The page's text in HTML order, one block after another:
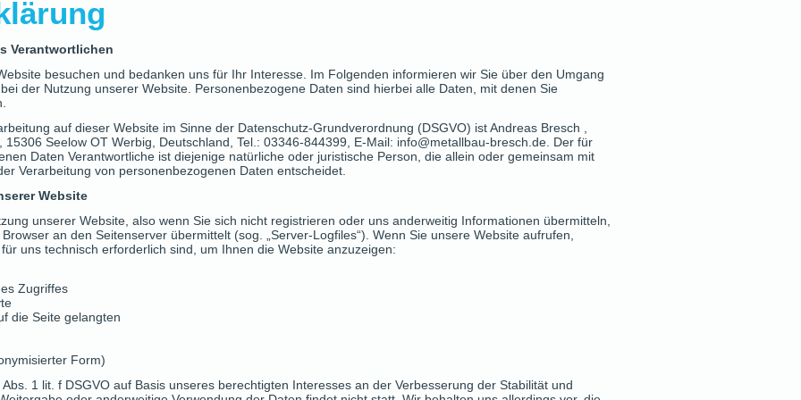
Verantwortlichen
besuchen und bedanken uns für Ihr Interesse. Im Folgenden informieren wir Sie über den Umgang
der Nutzung unserer Website. Personenbezogene Daten sind hierbei alle Daten, mit denen Sie
auf dieser Website im Sinne der Datenschutz-Grundverordnung (DSGVO) ist Andreas Bresch ,
Seelow OT Werbig, Deutschland, Tel.: 03346-844399, E-Mail: info@metallbau-bresch.de. Der für
Daten Verantwortliche ist diejenige natürliche oder juristische Person, die allein oder gemeinsam mit
Verarbeitung von personenbezogenen Daten entscheidet.
Website
unserer Website, also wenn Sie sich nicht registrieren oder uns anderweitig Informationen übermitteln,
an den Seitenserver übermittelt (sog. „Server-Logfiles“). Wenn Sie unsere Website aufrufen,
uns technisch erforderlich sind, um Ihnen die Website anzuzeigen:
Zugriffes
die Seite gelangten
Form)
1 lit. f DSGVO auf Basis unseres berechtigten Interesses an der Verbesserung der Stabilität und